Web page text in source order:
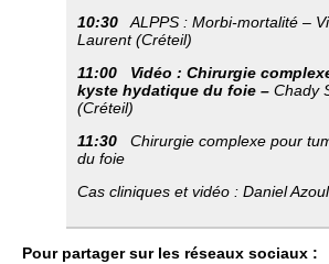
10:30 ALPPS : Morbi-mortalité –
Laurent (Créteil)
11:00
Vidéo : Chirurgie
kyste hydatique du foie – Chady
(Créteil)
11:30 Chirurgie complexe pour
du foie
Cas cliniques et vidéo : Daniel
Pour partager sur les réseaux sociaux :